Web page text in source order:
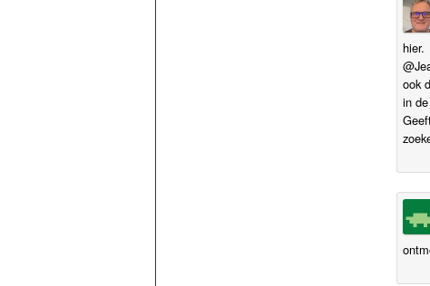
hier.
ook
in